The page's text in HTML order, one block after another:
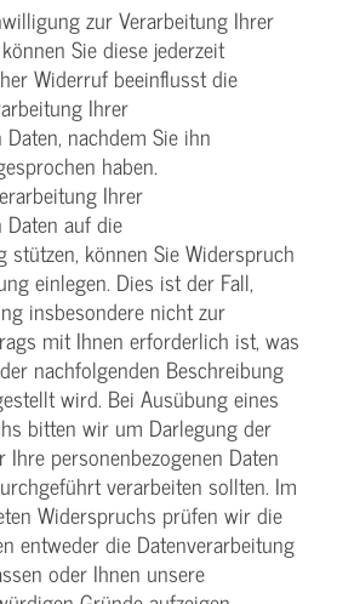
zur Verarbeitung Ihrer
Sie diese jederzeit
Widerruf beeinflusst die
Ihrer
nachdem Sie ihn
haben.
Ihrer
Daten auf die
stützen, können Sie Widerspruch
einlegen. Dies ist der Fall,
insbesondere nicht zur
mit Ihnen erforderlich ist, was
nachfolgenden Beschreibung
wird. Bei Ausübung eines
bitten wir um Darlegung der
personenbezogenen Daten
verarbeiten sollten. Im
Widerspruchs prüfen wir die
entweder die Datenverarbeitung
oder Ihnen unsere